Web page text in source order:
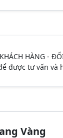
HÀNG -
được tư vấn và
Vàng